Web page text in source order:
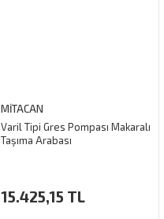
MİTACAN
Varil Tipi Gres Pompası Makaralı
Taşıma Arabası
15.425,15 TL